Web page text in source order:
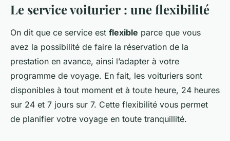
Le service voiturier : une flexibilité
On dit que ce service est flexible parce que vous
avez la possibilité de faire la réservation de la
prestation en avance, ainsi l’adapter à votre
programme de voyage. En fait, les voituriers sont
disponibles à tout moment et à toute heure, 24 heures
sur 24 et 7 jours sur 7. Cette flexibilité vous permet
de planifier votre voyage en toute tranquillité.